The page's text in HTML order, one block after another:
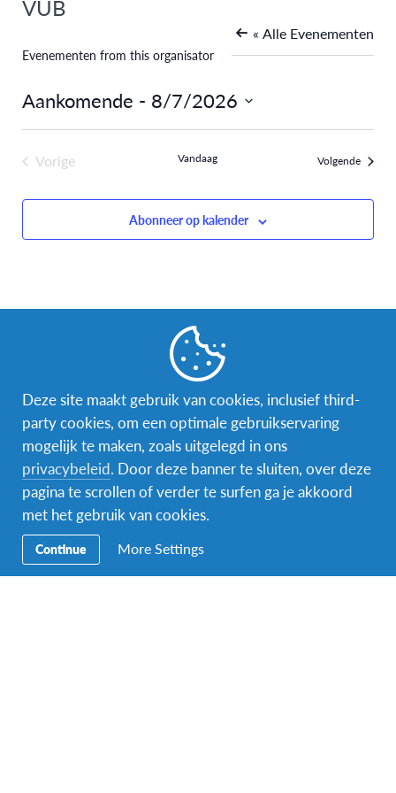
VUB
« Alle Evenementen
Evenementen from this organisator
Aankomende - 8/7/2026
Selecteer
datum.
Vorige
Vandaag Volgende
Abonneer op kalender
FacebookInstagramMessenger
Secundaire
Navigatie
Naar het buitenland
Word gastgezin
Deze site maakt gebruik van cookies, inclusief third-
party cookies, om een optimale gebruikservaring
mogelijk te maken, zoals uitgelegd in ons
privacybeleid. Door deze banner te sluiten, over deze
pagina te scrollen of verder te surfen ga je akkoord
met het gebruik van cookies.
Continue More Settings